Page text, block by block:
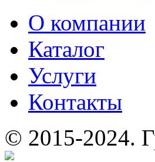
О компании
Каталог
Услуги
Контакты
© 2015-2024.